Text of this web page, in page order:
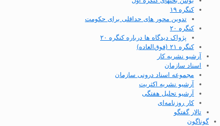
کنگره ۱۹
تدوین محور های حداقلی برای حکومت
کنگره ۲۰
پژواک دیدگاه ها درباره کنگره ۲۰
کنگره ۲۱ (فوق‌العاده)
آرشیو نشریه کار
اسناد سازمان
مجموعه اسناد درونی سازمان
آرشیو نشریه اکثریت
آرشیو تحلیل هفتگی
کار روزنامه‌ای
تالار گفتگو
گوناگون